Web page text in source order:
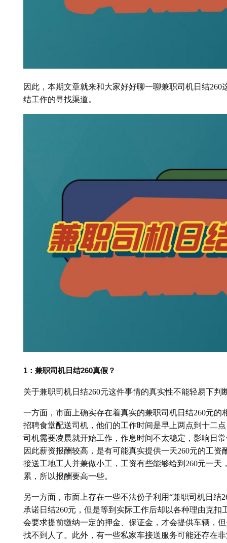
因此，本期文章就来和大家好好聊一聊兼职司机日结
结工作的寻找渠道。
1：兼职司机日结260真假？
关于兼职司机日结260元这件事情的真实性不能轻易下
一方面，市面上确实存在着真实的兼职司机日结260元
招聘食堂配送司机，他们的工作时间是早上两点到十二
司机需要凌晨就开始工作，作息时间不太稳定，影响日
因此薪资报酬较高，是有可能真实提供一天260元的工
接送工地工人并兼做小工，工资有些能够给到260元一
累，所以报酬要高一些。
另一方面，市面上存在一些不法份子利用“兼职司机日结
承诺日结260元，但是等到实际工作后却以各种理由克
会要求提前缴纳一定的押金、保证金，才会提供车辆，
找不到人了。此外，有一些私家车接送服务可能还存在